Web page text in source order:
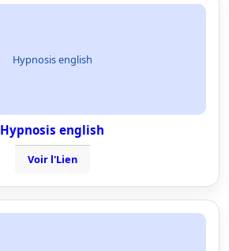
Hypnosis english
Hypnosis english
Voir l'Lien